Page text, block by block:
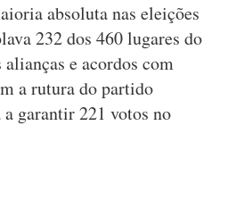
absoluta nas eleições
232 dos 460 lugares do
e acordos com
a rutura do partido
a garantir 221 votos no